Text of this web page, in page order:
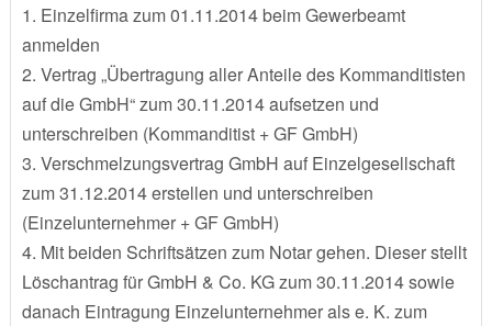
1. Einzelfirma zum 01.11.2014 beim Gewerbeamt
anmelden
2. Vertrag „Übertragung aller Anteile des Kommanditisten
auf die GmbH“ zum 30.11.2014 aufsetzen und
unterschreiben (Kommanditist + GF GmbH)
3. Verschmelzungsvertrag GmbH auf Einzelgesellschaft
zum 31.12.2014 erstellen und unterschreiben
(Einzelunternehmer + GF GmbH)
4. Mit beiden Schriftsätzen zum Notar gehen. Dieser stellt
Löschantrag für GmbH & Co. KG zum 30.11.2014 sowie
danach Eintragung Einzelunternehmer als e. K. zum